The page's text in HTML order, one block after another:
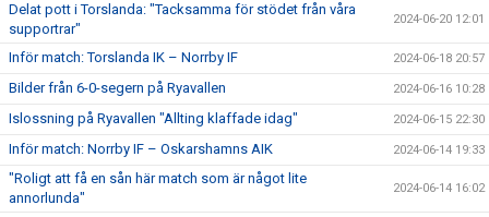
Delat pott i Torslanda: "Tacksamma för stödet från våra
supportrar"
2024-06-20 12:01
Inför match: Torslanda IK – Norrby IF 2024-06-18 20:57
Bilder från 6-0-segern på Ryavallen 2024-06-16 10:28
Islossning på Ryavallen "Allting klaffade idag" 2024-06-15 22:30
Inför match: Norrby IF – Oskarshamns AIK 2024-06-14 19:33
"Roligt att få en sån här match som är något lite
annorlunda"
2024-06-14 16:02